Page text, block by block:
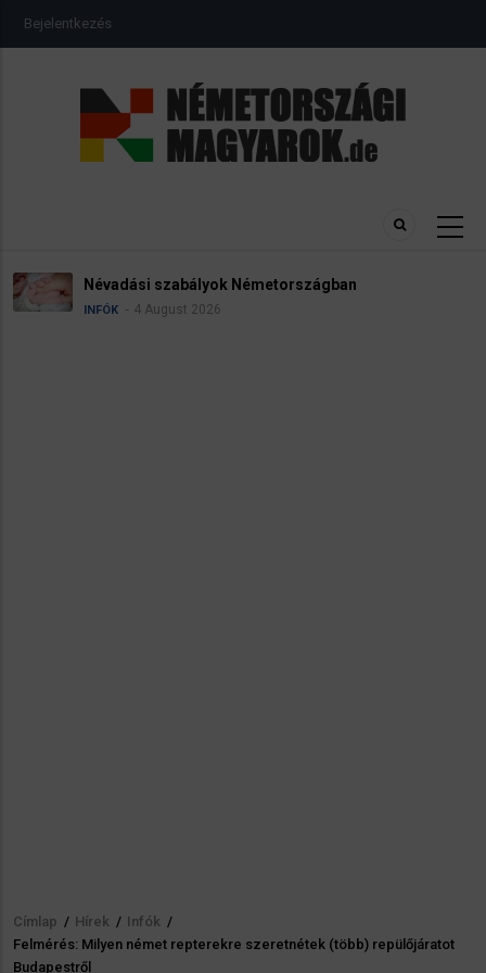
USER
ACCOUNT
Bejelentkezés
Névadási szabályok Németországban
INFÓK 4 August 2026
Morzsa
Címlap / Hírek / Infók /
Felmérés: Milyen német repterekre szeretnétek (több) repülőjáratot
Budapestről